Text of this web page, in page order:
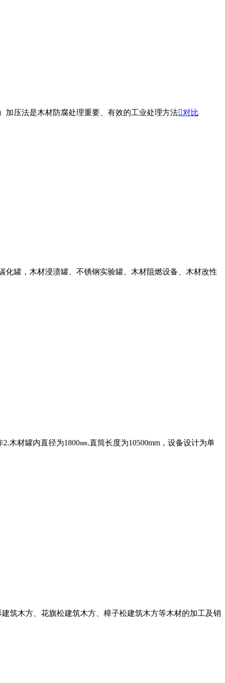
加压法是木材防腐处理重要、有效的工业处理方法对比
罐，木材浸渍罐、不锈钢实验罐、木材阻燃设备、木材改性
木材罐内直径为1800㎜.直筒长度为10500mm，设备设计为单
筑木方、花旗松建筑木方、樟子松建筑木方等木材的加工及销